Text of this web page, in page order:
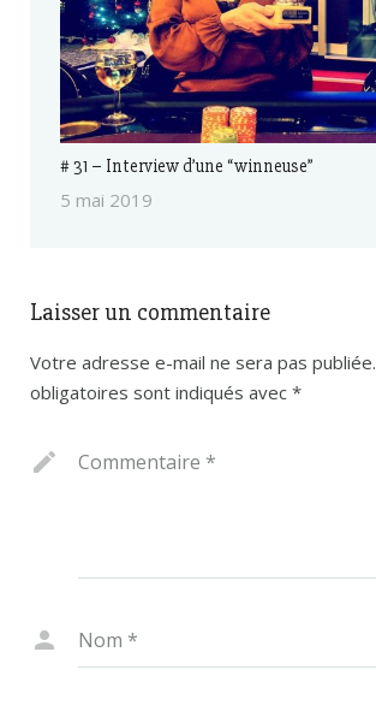
# 31 – Interview d’une “winneuse”
5 mai 2019
Laisser un commentaire
Votre adresse e-mail ne sera pas publiée.
obligatoires sont indiqués avec *
Commentaire *
Nom *